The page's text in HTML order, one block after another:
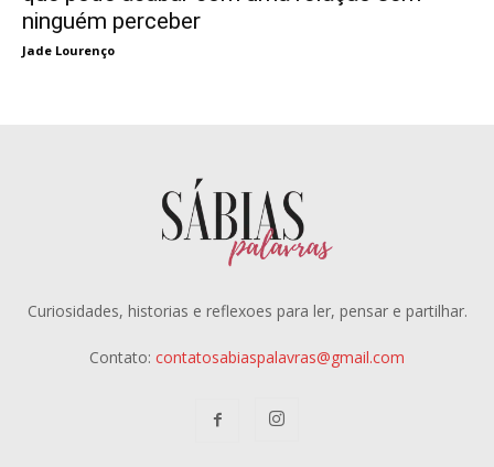
ninguém perceber
Jade Lourenço
Curiosidades, historias e reflexoes para ler, pensar e partilhar.
Contato: contatosabiaspalavras@gmail.com